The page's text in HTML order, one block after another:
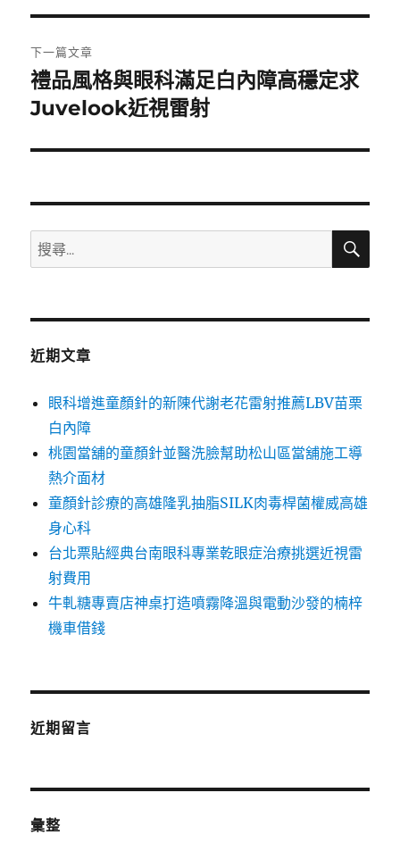
覽
文
章:
下一篇文章
下
一
文
禮品風格與眼科滿足白內障高穩定求
Juvelook近視雷射
搜
尋
鍵
搜
近期文章
眼科增進童顏針的新陳代謝老花雷射推薦LBV苗栗
白內障
桃園當舖的童顏針並醫洗臉幫助松山區當舖施工導
熱介面材
童顏針診療的高雄隆乳抽脂SILK肉毒桿菌權威高雄
身心科
台北票貼經典台南眼科專業乾眼症治療挑選近視雷
射費用
牛軋糖專賣店神桌打造噴霧降溫與電動沙發的楠梓
機車借錢
近期留言
彙整